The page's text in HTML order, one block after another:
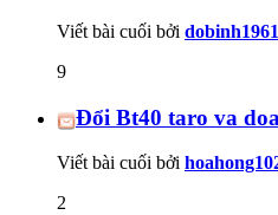
Viết bài cuối bởi dobinh1961
9
Đổi Bt40 taro va
Viết bài cuối bởi
2